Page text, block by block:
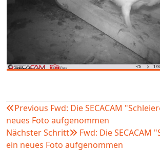
Beitragsnavigation
Previous Fwd: Die SECACAM
neues Foto aufgenommen
Nächster Schritt
Fwd: Die SECACAM
ein neues Foto aufgenommen